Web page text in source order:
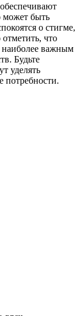
может быть
о стигме,
что
наиболее важным
Будьте
уделять
потребности.